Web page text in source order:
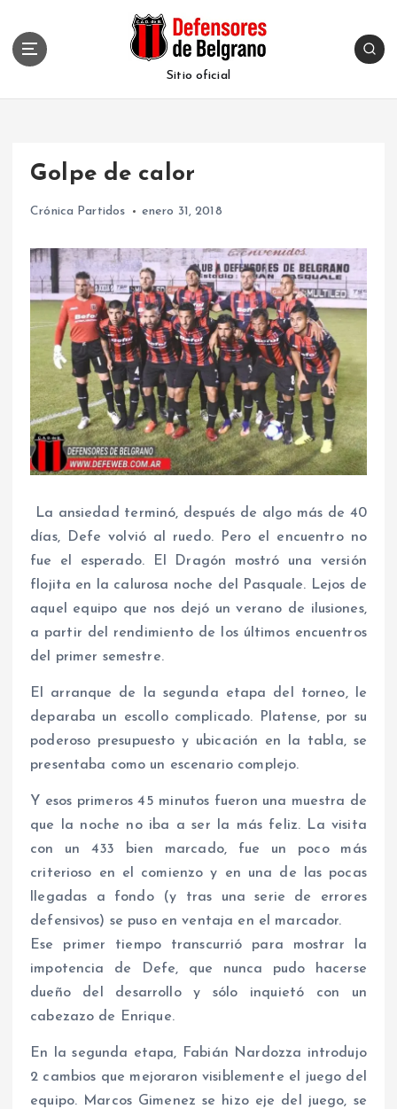
Sitio oficial
Golpe de calor
Crónica Partidos enero 31, 2018
La ansiedad terminó, después de algo más de 40
días, Defe volvió al ruedo. Pero el encuentro no
fue el esperado. El Dragón mostró una versión
flojita en la calurosa noche del Pasquale. Lejos de
aquel equipo que nos dejó un verano de ilusiones,
a partir del rendimiento de los últimos encuentros
del primer semestre.
El arranque de la segunda etapa del torneo, le
deparaba un escollo complicado. Platense, por su
poderoso presupuesto y ubicación en la tabla, se
presentaba como un escenario complejo.
Y esos primeros 45 minutos fueron una muestra de
que la noche no iba a ser la más feliz. La visita
con un 433 bien marcado, fue un poco más
criterioso en el comienzo y en una de las pocas
llegadas a fondo (y tras una serie de errores
defensivos) se puso en ventaja en el marcador.
Ese primer tiempo transcurrió para mostrar la
impotencia de Defe, que nunca pudo hacerse
dueño del desarrollo y sólo inquietó con un
cabezazo de Enrique.
En la segunda etapa, Fabián Nardozza introdujo
2 cambios que mejoraron visiblemente el juego del
equipo. Marcos Gimenez se hizo eje del juego, se